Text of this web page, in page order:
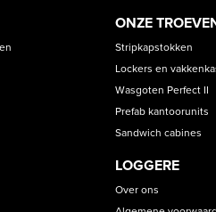
ONZE
Stripkapstokken
Lockers en
Wasgoten Perfect II
Prefab kantoorunits
Sandwich cabines
LOGGERE
Over ons